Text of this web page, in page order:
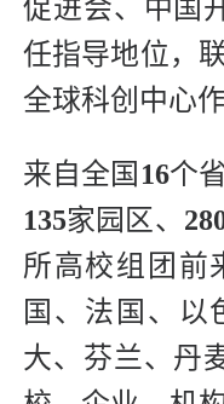
促进会、中国
任指导地位，
全球科创中心
来自全国 16个
135家园区、
所高校组团前
国、法国、以
大、芬兰、丹